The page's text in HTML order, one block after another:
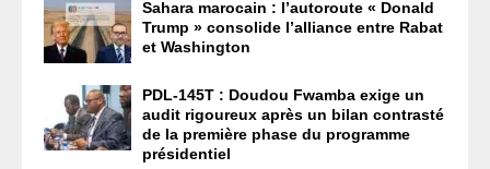
Sahara marocain : l’autoroute « Donald
Trump » consolide l’alliance entre Rabat
et Washington
PDL-145T : Doudou Fwamba exige un
audit rigoureux après un bilan contrasté
de la première phase du programme
présidentiel